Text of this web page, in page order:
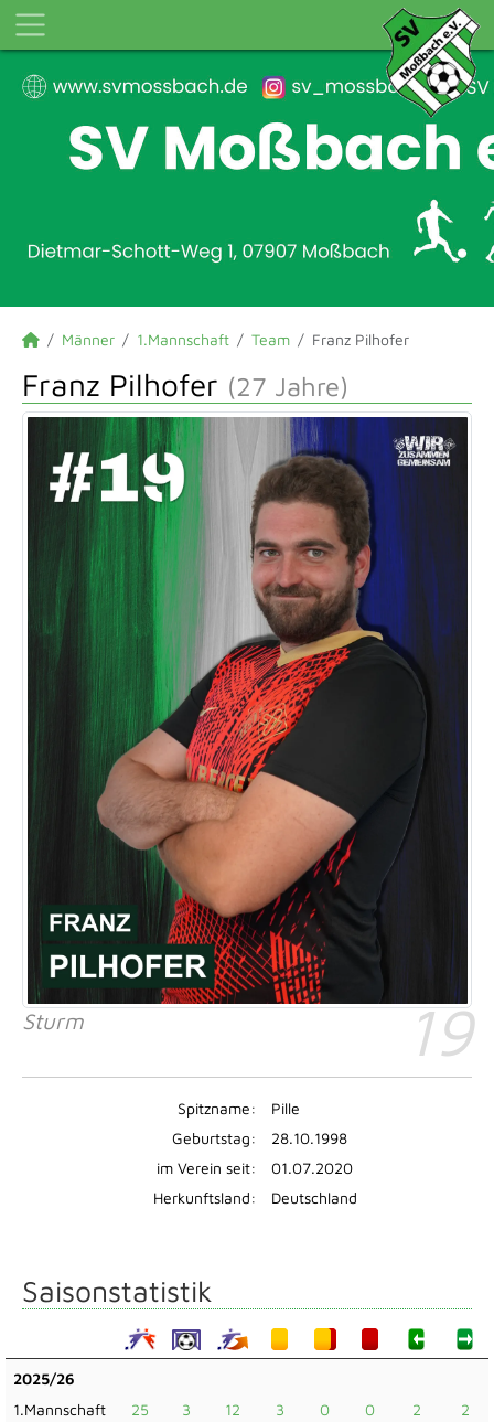
Männer 1.Mannschaft Team Franz Pilhofer
Franz Pilhofer (27 Jahre)
19
Sturm
Spitzname:
Pille
Geburtstag:
28.10.1998
im Verein seit:
01.07.2020
Herkunftsland:
Deutschland
Saisonstatistik
2025/26
1.Mannschaft
25 3 12 3 0 0 2 2